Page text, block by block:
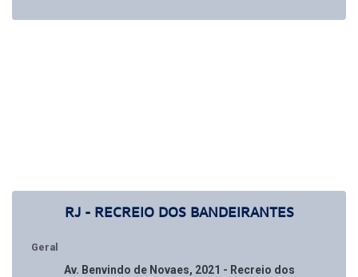
RJ - RECREIO DOS BANDEIRANTES
Geral
Av. Benvindo de Novaes, 2021 - Recreio dos